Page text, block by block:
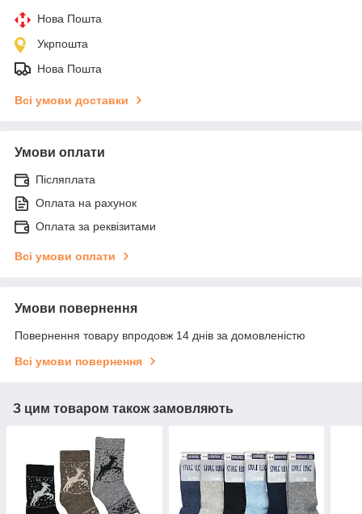
Нова Пошта
Укрпошта
Нова Пошта
Всі умови доставки
Умови оплати
Післяплата
Оплата на рахунок
Оплата за реквізитами
Всі умови оплати
Умови повернення
Повернення товару впродовж 14 днів за домовленістю
Всі умови повернення
З цим товаром також замовляють